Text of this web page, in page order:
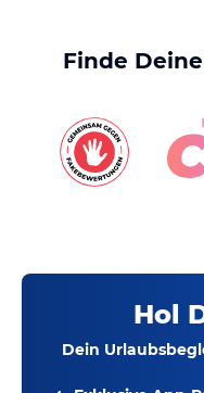
Finde
Hol
Dein